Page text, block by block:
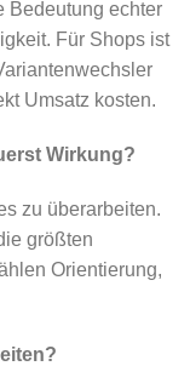
Bedeutung echter
Für Shops ist
Umsatz kosten.
Wirkung?
zu überarbeiten.
größten
Orientierung,